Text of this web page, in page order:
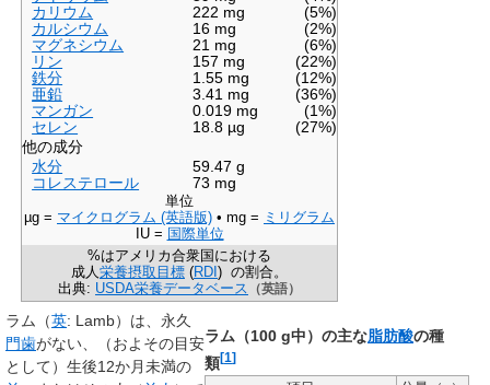
カリウム
(5%)
222 mg
カルシウム
(2%)
16 mg
マグネシウム
(6%)
21 mg
リン
(22%)
157 mg
鉄分
(12%)
1.55 mg
亜鉛
(36%)
3.41 mg
マンガン
(1%)
0.019 mg
セレン
(27%)
18.8 µg
他の成分
水分
59.47 g
コレステロール
73 mg
単位
µg = マイクログラム (英語版) • mg = ミリグラム
IU = 国際単位
%はアメリカ合衆国における
成人栄養摂取目標 (RDI ) の割合。
出典: USDA栄養データベース （英語）
ラム（100 g中）の主な脂肪酸の種
類[1]
ラム （英: Lamb）は、永久
門歯がない、（およその目安
として）生後12か月未満の